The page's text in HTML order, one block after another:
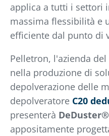
applica a tutti i settori
massima flessibilità e
efficiente dal punto di
Pelletron, l'azienda
nella produzione di
depolverazione delle
depolveratore C20
presenterà DeDuster®
appositamente